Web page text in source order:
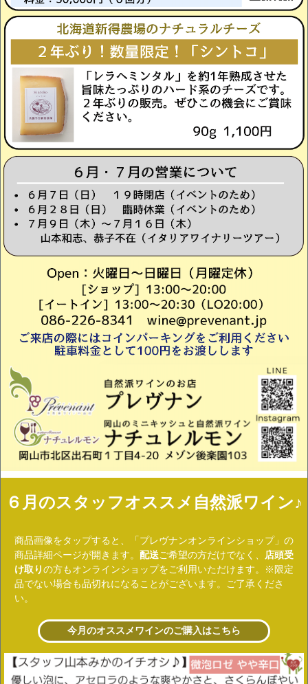
６月のスタッフオススメ自然派ワイン♪
商品画像をタップすると、「プレヴナンオンラインショップ」の
商品詳細ページが開きます。 配送ご希望の方だけでなく、
店頭受
け取りの方もオンラインショップをご利用いただけます。
※限定
品でない場合も品切れになることがございます。ご了承くださ
い。
今月のオススメワインのご購入はこちら